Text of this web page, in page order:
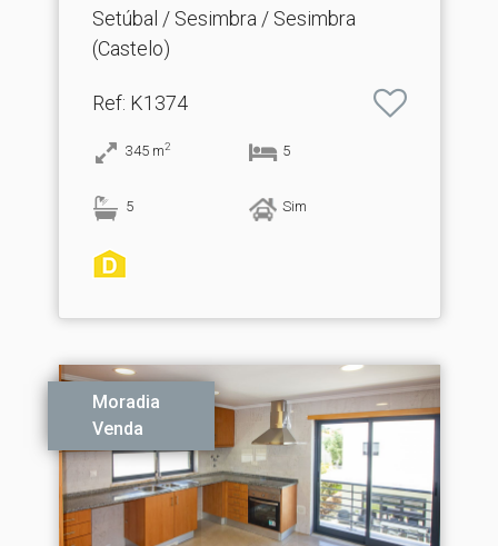
Setúbal / Sesimbra / Sesimbra
(Castelo)
Ref: K1374
345 m2 5
5 Sim
Moradia
Venda